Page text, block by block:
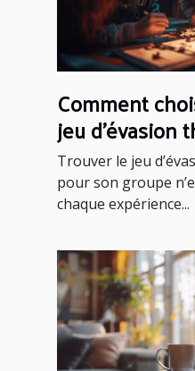
Comment
jeu d'évasion
votre groupe
Trouver le jeu
pour son groupe
chaque expérience...